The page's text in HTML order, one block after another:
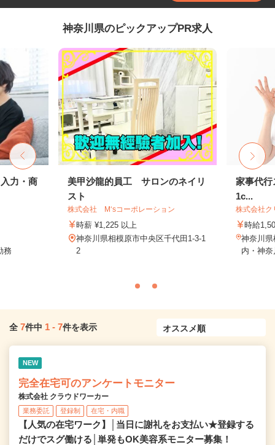
神奈川県のピックアップPR求人
力・商
務
美甲沙龍的員工 サロンのネイリ
スト
株式会社 M‘sコーポレーション
時薪 ¥1,225 以上
神奈川県相模原市中央区千代田1-3-1
2
家事代行
1c...
株式会社
時給
神奈川
内・神
全 7件中 1 - 7件を表示
NEW
完全在宅可のアンケートモニター
株式会社 クラウドワーカー
業務委託 登録制 在宅・内職
【人気の在宅ワーク】│当日に謝礼をお支払い★登録する
だけでスグ働ける│単発もOK美容系モニター募集！